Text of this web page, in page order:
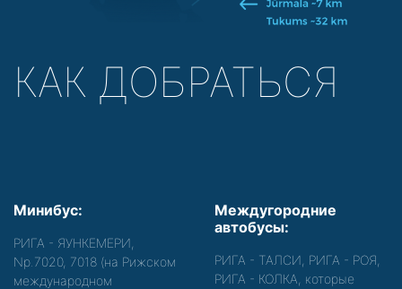
КАК ДОБРАТЬСЯ
Минибус:
РИГА - ЯУНКЕМЕРИ,
Nр.7020, 7018 (на Рижском
международном
Междугородние
автобусы:
РИГА - ТАЛСИ, РИГА - РОЯ,
РИГА - КОЛКА, которые